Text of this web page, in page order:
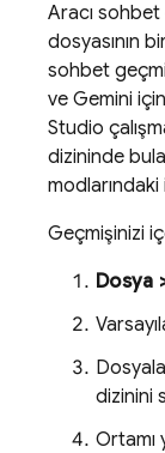
Aracı sohbet
dosyasının
sohbet
ve Gemini için
Studio
dizininde
modlarındaki
Geçmişinizi
Dosya
dizinini
Ortamı